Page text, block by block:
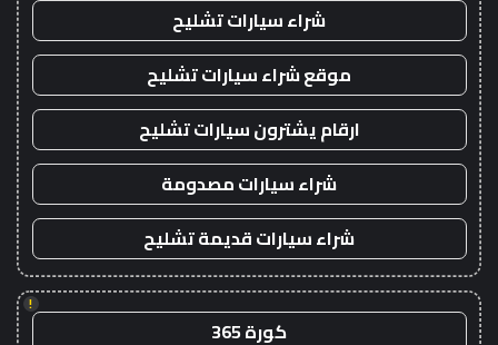
شراء سيارات تشليح
موقع شراء سيارات تشليح
ارقام يشترون سيارات تشليح
شراء سيارات مصدومة
شراء سيارات قديمة تشليح
!
كورة 365